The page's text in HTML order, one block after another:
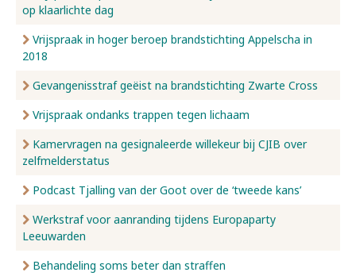
op klaarlichte dag
Vrijspraak in hoger beroep brandstichting Appelscha in
2018
Gevangenisstraf geëist na brandstichting Zwarte Cross
Vrijspraak ondanks trappen tegen lichaam
Kamervragen na gesignaleerde willekeur bij CJIB over
zelfmelderstatus
Podcast Tjalling van der Goot over de ‘tweede kans’
Werkstraf voor aanranding tijdens Europaparty
Leeuwarden
Behandeling soms beter dan straffen